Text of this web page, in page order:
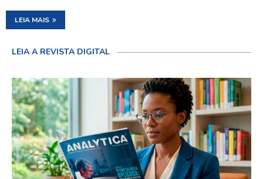
LEIA MAIS
LEIA A REVISTA DIGITAL